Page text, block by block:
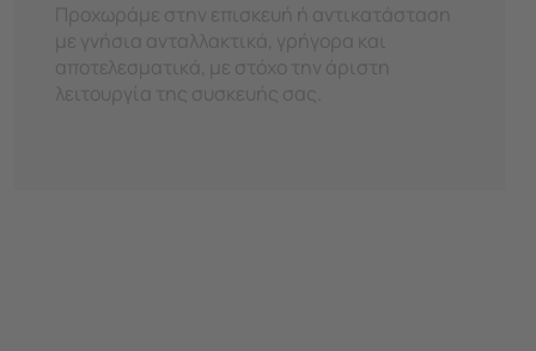
Προχωράμε στην επισκευή ή αντικατάσταση
με γνήσια ανταλλακτικά, γρήγορα και
αποτελεσματικά, με στόχο την άριστη
λειτουργία της συσκευής σας.